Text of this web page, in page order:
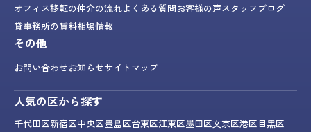
オフィス移転の仲介の流れよくある質問お客様の声スタッフブログ
貸事務所の賃料相場情報
その他
お問い合わせお知らせサイトマップ
人気の区から探す
千代田区新宿区中央区豊島区台東区江東区墨田区文京区港区目黒区